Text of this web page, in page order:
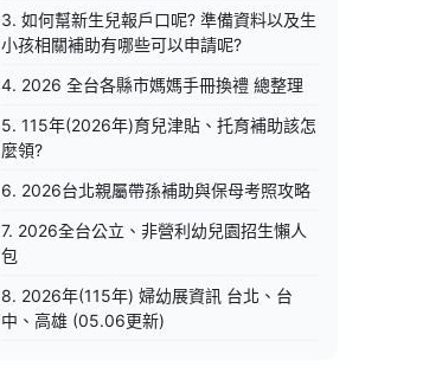
3. 如何幫新生兒報戶口呢? 準備資料以及生
小孩相關補助有哪些可以申請呢?
4. 2026 全台各縣市媽媽手冊換禮 總整理
5. 115年(2026年)育兒津貼、托育補助該怎
麼領?
6. 2026台北親屬帶孫補助與保母考照攻略
7. 2026全台公立、非營利幼兒園招生懶人
包
8. 2026年(115年) 婦幼展資訊 台北、台
中、高雄 (05.06更新)